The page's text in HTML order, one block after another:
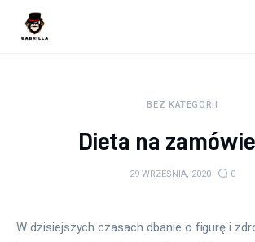
Kunchnia i kulinaria
Uroda
BEZ KATEGORII
Dieta na
29 WRZEŚNIA, 2020 0
W dzisiejszych czasach dbanie o figurę i